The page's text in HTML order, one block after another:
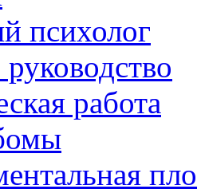
психолог
работа